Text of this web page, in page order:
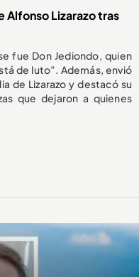
Alfonso Lizarazo tras
fue Don Jediondo, quien
de luto”. Además, envió
de Lizarazo y destacó su
que dejaron a quienes